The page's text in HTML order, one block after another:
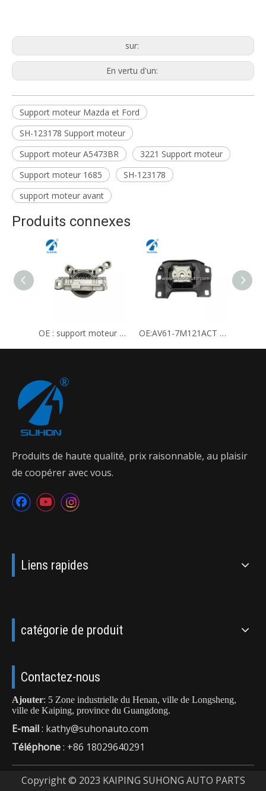
sur:
En vertu d'un:
Support moteur Mazda et Ford
SH-123178 Support moteur
Support moteur A5473BR
3221 Support moteur
Support moteur 1685
SH-123178
support moteur avant
Produits connexes
OE : support moteur CV61-6F012GA DV61-6F012HA CV6Z-6038B DV6Z-6038A. OE:AV61-7M121ACT AV6Z-6068A BV61-7M121DC DV6Z-6068A Support moteur
Produits de haute qualité, prix raisonnable, au plaisir
de coopérer avec vous.
Liens rapides
catégorie de produit
Contactez-nous
Ajouter: 5 Zone industrielle du Henan, ville de Longsheng,
ville de Kaiping, province du Guangdong.
E-mail: kathy@suhonauto.com
Téléphone: +86 18029640291
Copyright © 2023 KAIPING SUHONG AUTO PARTS